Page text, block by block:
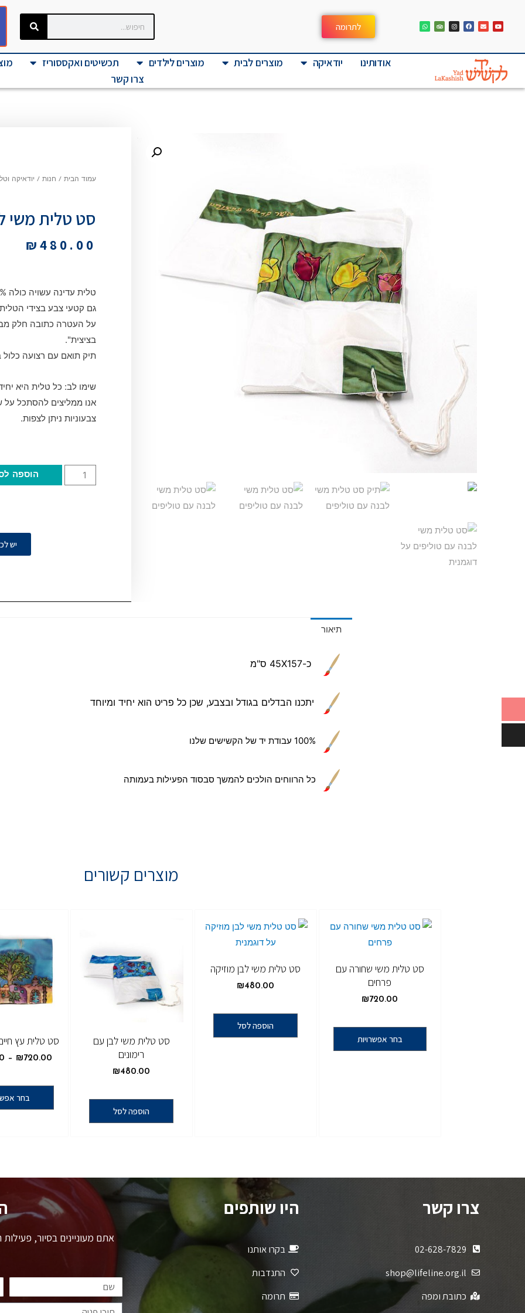
לתרומה
אודותינו יודאיקה מוצרים לבית מוצרים לילדים תכשיטים ואקססוריז
צרו קשר
עמוד הבית / חנות / יודאיקה
סט טלית משי
₪ 480.00
גם קטעי צבע בצידי
על העטרה כתובה חלק
בציצית".
תיק תואם עם רצועה כלול
שימו לב: כל טלית היא
אנו ממליצים להסתכל על
צבעוניות ניתן לצפות.
הוספה
יש
תיאור
כ-45X157 ס"מ
יתכנו הבדלים בגודל ובצבע, שכן כל פריט הוא יחיד ומיוחד
כל הרווחים הולכים להמשך סבסוד הפעילות בעמותה
מוצרים קשורים
סט טלית משי שחורה עם
פרחים
₪720.00
בחר אפשרויות
סט טלית משי לבן מוזיקה
₪480.00
הוספה לסל
סט טלית משי לבן עם
רימונים
₪480.00
הוספה לסל
סט טלית עץ
₪720.00
–
בחר
צרו קשר
02-628-7829
shop@lifeline.org.il
כתובת ומפה
היו שותפים
בקרו אותנו
התנדבות
תרומה
אתם מעוניינים בסיור,